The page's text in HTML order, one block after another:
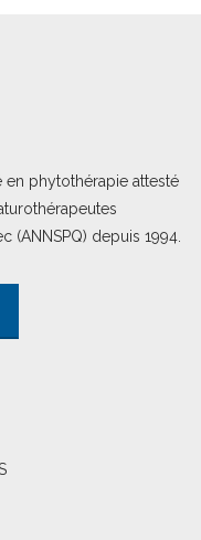
en phytothérapie attesté
depuis 1994.